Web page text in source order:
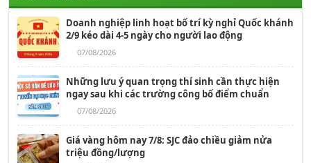
Doanh nghiệp linh hoạt bố trí kỳ nghỉ Quốc khánh
2/9 kéo dài 4-5 ngày cho người lao động
07/08/2026
Những lưu ý quan trọng thí sinh cần thực hiện
ngay sau khi các trường công bố điểm chuẩn
07/08/2026
Giá vàng hôm nay 7/8: SJC đảo chiều giảm nửa
triệu đồng/lượng